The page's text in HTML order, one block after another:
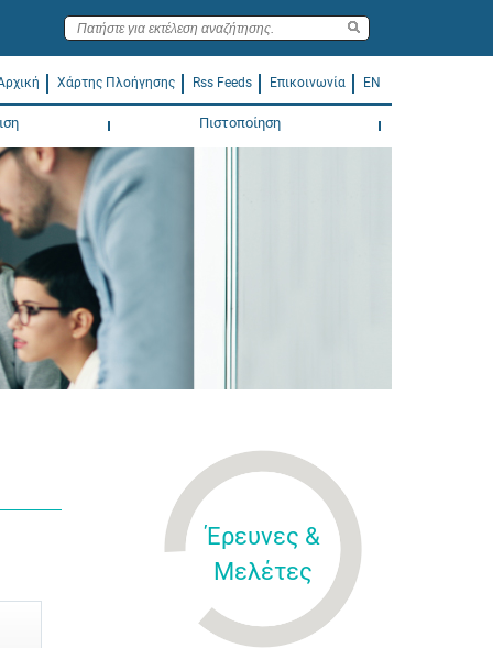
Χάρτης Πλοήγησης Rss Feeds Επικοινωνία EN
Πιστοποίηση
Έρευνες &
Μελέτες